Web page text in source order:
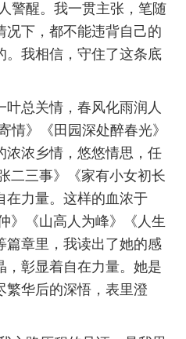
警醒。我一贯主张，笔随
下，都不能违背自己的
。我相信，守住了这条底
总关情，春风化雨润人
》《田园深处醉春光》
浓浓乡情，悠悠情思，任
二三事》《家有小女初长
在力量。这样的血浓于
》《山高人为峰》《人生
篇章里，我读出了她的感
彰显着自在力量。她是
华后的深悟，表里澄